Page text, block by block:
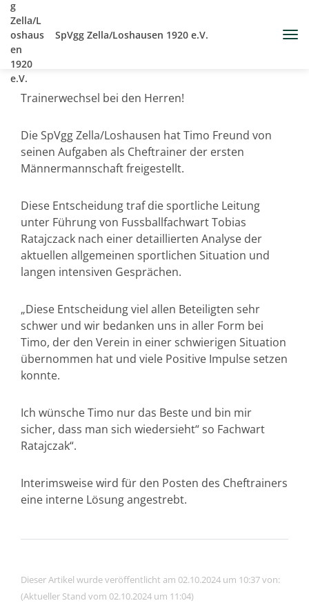
SpVgg Zella/Loshausen 1920 e.V.
Trainerwechsel bei den Herren!
Die SpVgg Zella/Loshausen hat Timo Freund von
seinen Aufgaben als Cheftrainer der ersten
Männermannschaft freigestellt.
Diese Entscheidung traf die sportliche Leitung
unter Führung von Fussballfachwart Tobias
Ratajczack nach einer detaillierten Analyse der
aktuellen allgemeinen sportlichen Situation und
langen intensiven Gesprächen.
„Diese Entscheidung viel allen Beteiligten sehr
schwer und wir bedanken uns in aller Form bei
Timo, der den Verein in einer schwierigen Situation
übernommen hat und viele Positive Impulse setzen
konnte.
Ich wünsche Timo nur das Beste und bin mir
sicher, dass man sich wiedersieht“ so Fachwart
Ratajczak“.
Interimsweise wird für den Posten des Cheftrainers
eine interne Lösung angestrebt.
Dieser Artikel wurde veröffentlicht am 02.10.2024 um 10:37 von:
(Aktueller Stand vom 02.10.2024 um 11:04)